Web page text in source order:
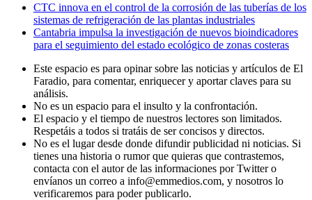
CTC innova en el control de la corrosión de las tuberías de los
sistemas de refrigeración de las plantas industriales
Cantabria impulsa la investigación de nuevos bioindicadores
para el seguimiento del estado ecológico de zonas costeras
Este espacio es para opinar sobre las noticias y artículos de El
Faradio, para comentar, enriquecer y aportar claves para su
análisis.
No es un espacio para el insulto y la confrontación.
El espacio y el tiempo de nuestros lectores son limitados.
Respetáis a todos si tratáis de ser concisos y directos.
No es el lugar desde donde difundir publicidad ni noticias. Si
tienes una historia o rumor que quieras que contrastemos,
contacta con el autor de las informaciones por Twitter o
envíanos un correo a info@emmedios.com, y nosotros lo
verificaremos para poder publicarlo.